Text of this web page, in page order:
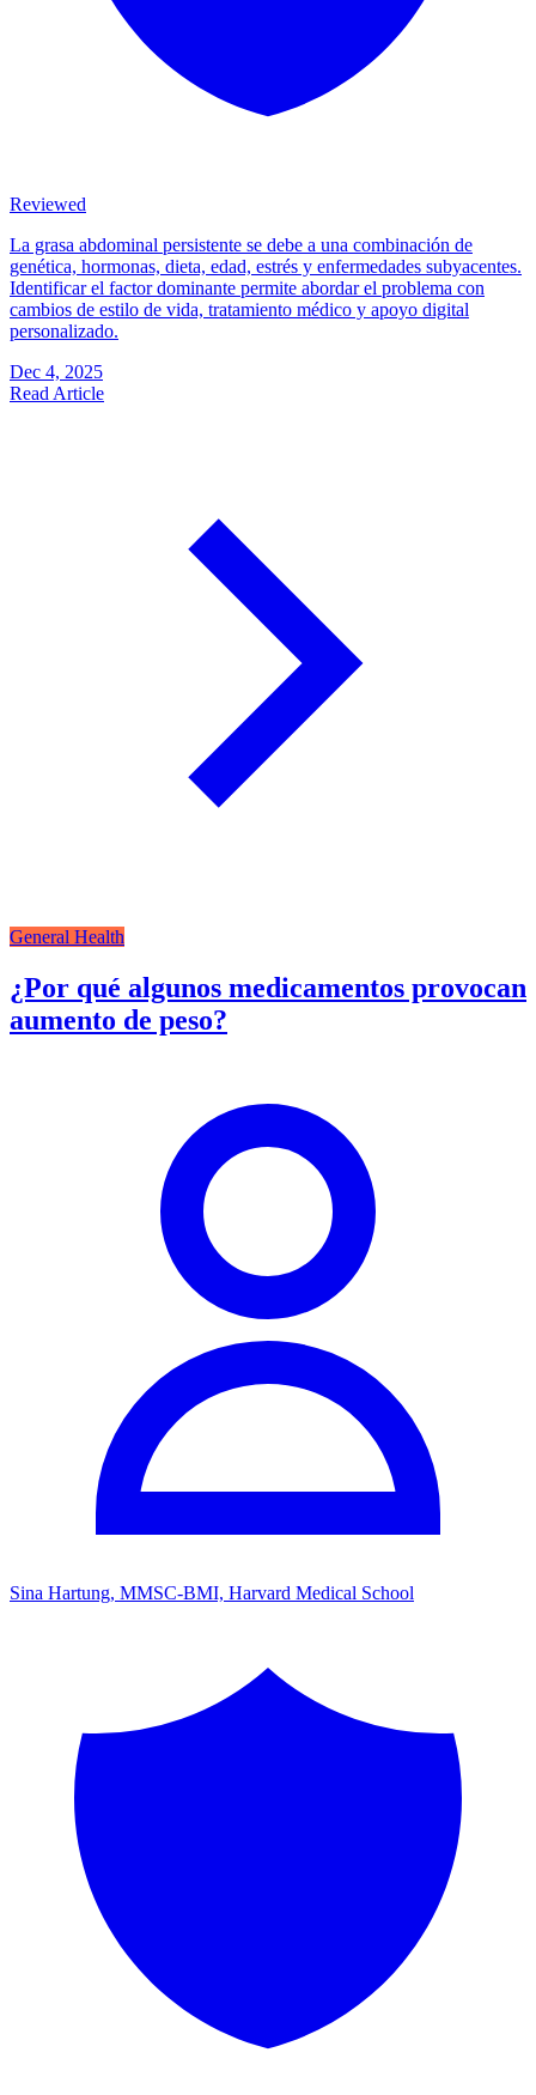
Reviewed
La grasa abdominal persistente se debe a una combinación de
genética, hormonas, dieta, edad, estrés y enfermedades subyacentes.
Identificar el factor dominante permite abordar el problema con
cambios de estilo de vida, tratamiento médico y apoyo digital
personalizado.
Dec 4, 2025
Read Article
General Health
¿Por qué algunos medicamentos provocan
aumento de peso?
Sina Hartung, MMSC-BMI, Harvard Medical School